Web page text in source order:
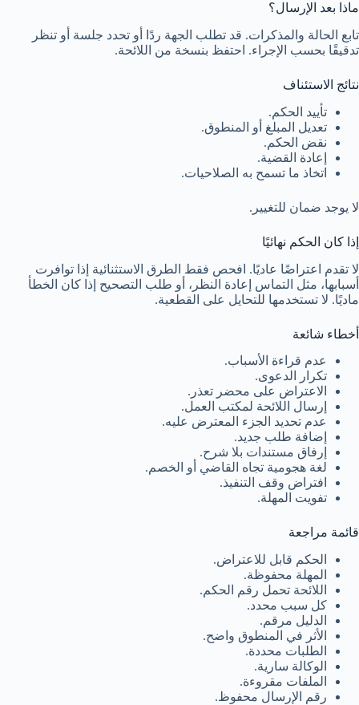
ماذا بعد الإرسال؟
تابع الحالة والمذكرات. قد تطلب الجهة ردًا أو تحدد جلسة أو تنظر
تدقيقًا بحسب الإجراء. احتفظ بنسخة من اللائحة.
نتائج الاستئناف
تأييد الحكم.
تعديل المبلغ أو المنطوق.
نقض الحكم.
إعادة القضية.
اتخاذ ما تسمح به الصلاحيات.
لا يوجد ضمان للتغيير.
إذا كان الحكم نهائيًا
لا تقدم اعتراضًا عاديًا. افحص فقط الطرق الاستثنائية إذا توافرت
أسبابها، مثل التماس إعادة النظر، أو طلب التصحيح إذا كان الخطأ
ماديًا. لا تستخدمها للتحايل على القطعية.
أخطاء شائعة
عدم قراءة الأسباب.
تكرار الدعوى.
الاعتراض على محضر تعذر.
إرسال اللائحة لمكتب العمل.
عدم تحديد الجزء المعترض عليه.
إضافة طلب جديد.
إرفاق مستندات بلا شرح.
لغة هجومية تجاه القاضي أو الخصم.
افتراض وقف التنفيذ.
تفويت المهلة.
قائمة مراجعة
الحكم قابل للاعتراض.
المهلة محفوظة.
اللائحة تحمل رقم الحكم.
كل سبب محدد.
الدليل مرقم.
الأثر في المنطوق واضح.
الطلبات محددة.
الوكالة سارية.
الملفات مقروءة.
رقم الإرسال محفوظ.